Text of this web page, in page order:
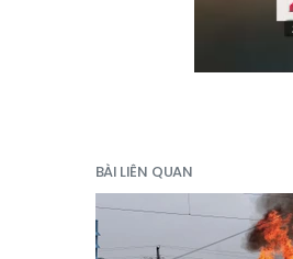
BÀI LIÊN QUAN